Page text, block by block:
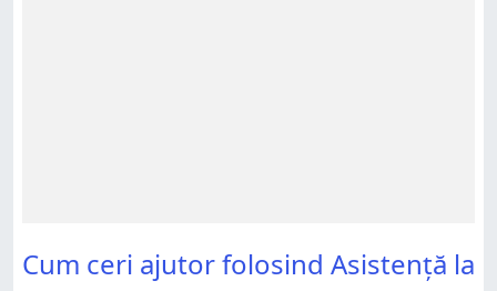
Cum ceri ajutor folosind Asistență la